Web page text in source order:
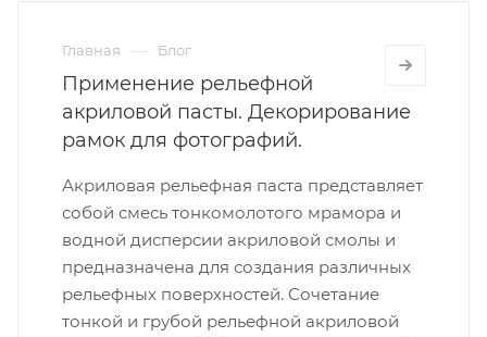
Главная Блог
Применение рельефной
акриловой пасты. Декорирование
рамок для фотографий.
Акриловая рельефная паста представляет
собой смесь тонкомолотого мрамора и
водной дисперсии акриловой смолы и
предназначена для создания различных
рельефных поверхностей. Сочетание
тонкой и грубой рельефной акриловой